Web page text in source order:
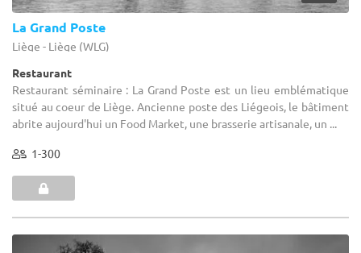
La Grand Poste
Liège - Liège (WLG)
Restaurant
Restaurant séminaire : La Grand Poste est un lieu emblématique
situé au coeur de Liège. Ancienne poste des Liégeois, le bâtiment
abrite aujourd'hui un Food Market, une brasserie artisanale, un ...
1-300